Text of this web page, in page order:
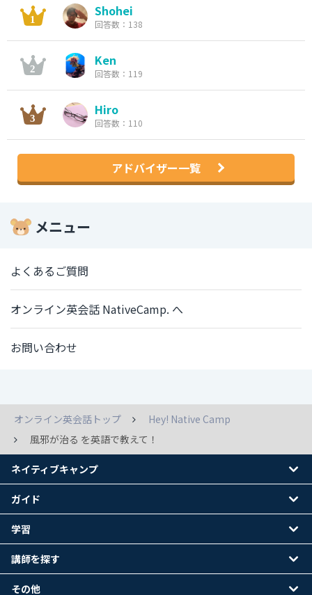
Shohei
回答数：138
Ken
回答数：119
Hiro
回答数：110
アドバイザー一覧
メニュー
よくあるご質問
オンライン英会話 NativeCamp. へ
お問い合わせ
オンライン英会話トップ
Hey! Native Camp
風邪が治る を英語で教えて！
ネイティブキャンプ
ガイド
学習
講師を探す
その他